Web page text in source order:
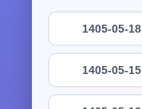
1405-05-18
1405-05-15